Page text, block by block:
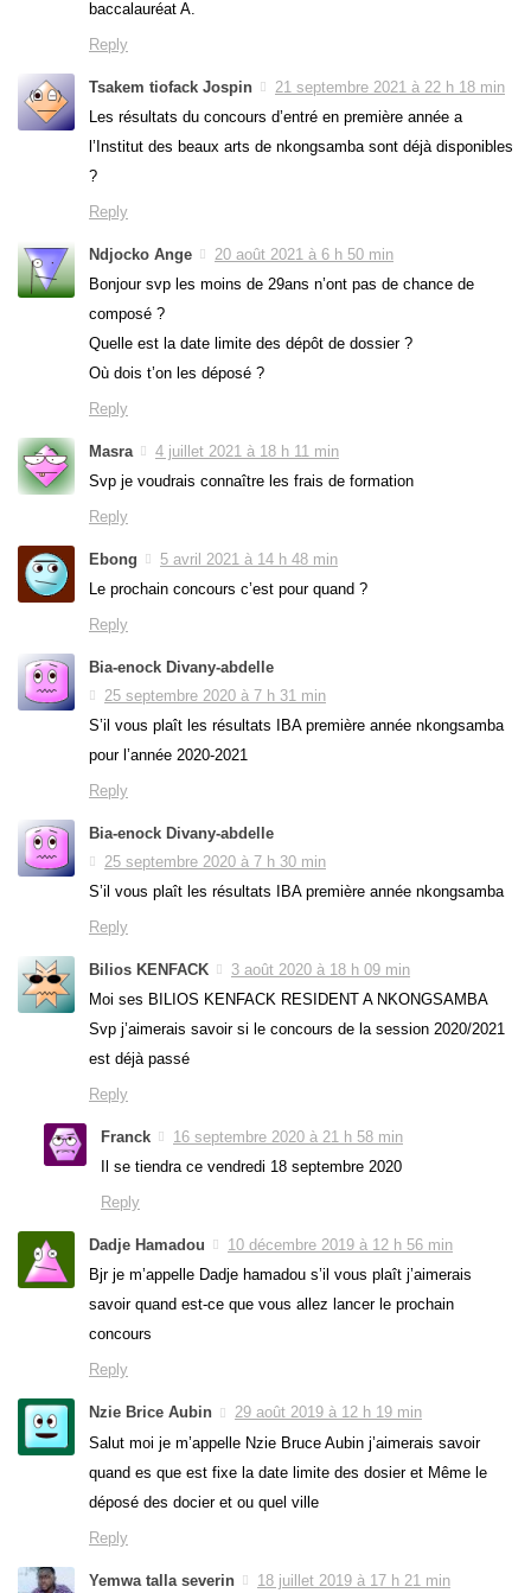
baccalauréat A.
Reply
Tsakem tiofack Jospin
21 septembre 2021 à 22 h 18 min
Les résultats du concours d’entré en première année a
l’Institut des beaux arts de nkongsamba sont déjà disponibles
?
Reply
Ndjocko Ange
20 août 2021 à 6 h 50 min
Bonjour svp les moins de 29ans n’ont pas de chance de
composé ?
Quelle est la date limite des dépôt de dossier ?
Où dois t’on les déposé ?
Reply
Masra
4 juillet 2021 à 18 h 11 min
Svp je voudrais connaître les frais de formation
Reply
Ebong
5 avril 2021 à 14 h 48 min
Le prochain concours c’est pour quand ?
Reply
Bia-enock Divany-abdelle
25 septembre 2020 à 7 h 31 min
S’il vous plaît les résultats IBA première année nkongsamba
pour l’année 2020-2021
Reply
Bia-enock Divany-abdelle
25 septembre 2020 à 7 h 30 min
S’il vous plaît les résultats IBA première année nkongsamba
Reply
Bilios KENFACK
3 août 2020 à 18 h 09 min
Moi ses BILIOS KENFACK RESIDENT A NKONGSAMBA
Svp j’aimerais savoir si le concours de la session 2020/2021
est déjà passé
Reply
Franck
16 septembre 2020 à 21 h 58 min
Il se tiendra ce vendredi 18 septembre 2020
Reply
Dadje Hamadou
10 décembre 2019 à 12 h 56 min
Bjr je m’appelle Dadje hamadou s’il vous plaît j’aimerais
savoir quand est-ce que vous allez lancer le prochain
concours
Reply
Nzie Brice Aubin
29 août 2019 à 12 h 19 min
Salut moi je m’appelle Nzie Bruce Aubin j’aimerais savoir
quand es que est fixe la date limite des dosier et Même le
déposé des docier et ou quel ville
Reply
Yemwa talla severin 18 juillet 2019 à 17 h 21 min